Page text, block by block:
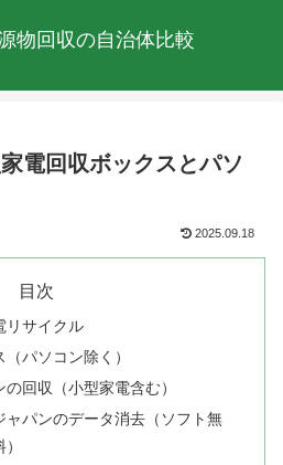
物回収の自治体比較
電回収ボックスとパソ
2025.09.18
目次
リサイクル
パソコン除く）
回収（小型家電含む）
ャパンのデータ消去（ソフト無